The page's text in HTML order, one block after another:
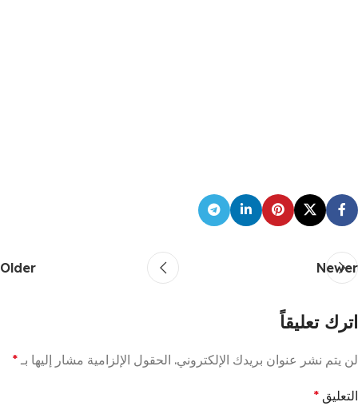
Newer
Older
اترك تعليقاً
لن يتم نشر عنوان بريدك الإلكتروني. الحقول الإلزامية مشار إليها بـ *
التعليق *